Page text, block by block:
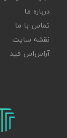
درباره ما
تماس با ما
نقشه سایت
آر‌اس‌اس فید
تکراتو – زندگی با